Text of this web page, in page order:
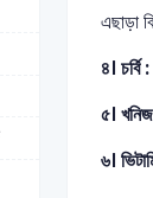
এছাড়া
৪। চর্বি :
৫।
৬।